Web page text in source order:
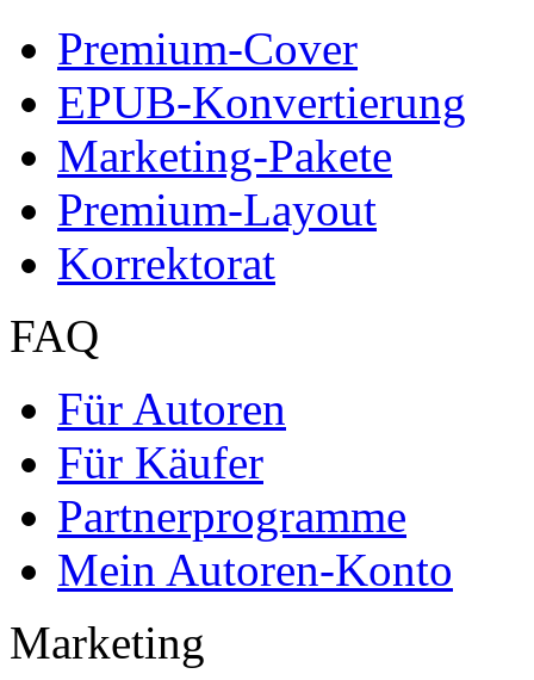
Autoren
Autor werden
Ihre Optionen
Vertriebskanäle
Premium Services
Autorenprofil
Textarten und Formate
Services für Verlage,
Premium Services
Premium-Cover
EPUB-Konvertierung